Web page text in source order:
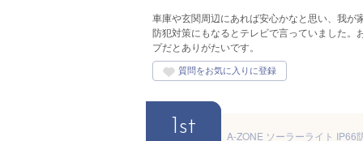
車庫や玄関周辺にあれば安心かなと思い、我
防犯対策にもなるとテレビで言っていました
プだとありがたいです。
1st